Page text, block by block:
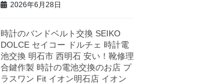
2026年6月28日
時計のバンドベルト交換 SEIKO
DOLCE セイコー ドルチェ 時計電
池交換 明石市 西明石 安い！靴修理
合鍵作製 時計の電池交換のお店 プ
ラスワン Fit イオン明石店 イオン